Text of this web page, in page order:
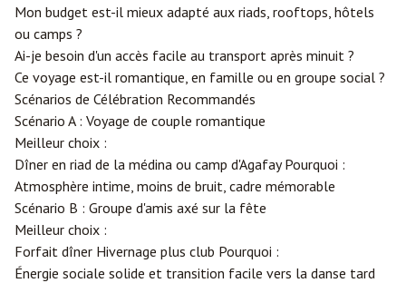
Mon budget est-il mieux adapté aux riads, rooftops, hôtels
ou camps ?
Ai-je besoin d'un accès facile au transport après minuit ?
Ce voyage est-il romantique, en famille ou en groupe social ?
Scénarios de Célébration Recommandés
Scénario A : Voyage de couple romantique
Meilleur choix :
Dîner en riad de la médina ou camp d'Agafay Pourquoi :
Atmosphère intime, moins de bruit, cadre mémorable
Scénario B : Groupe d'amis axé sur la fête
Meilleur choix :
Forfait dîner Hivernage plus club Pourquoi :
Énergie sociale solide et transition facile vers la danse tard